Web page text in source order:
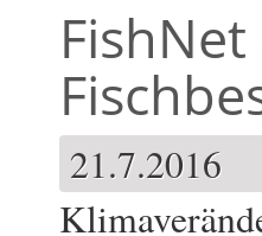
21.7.2016